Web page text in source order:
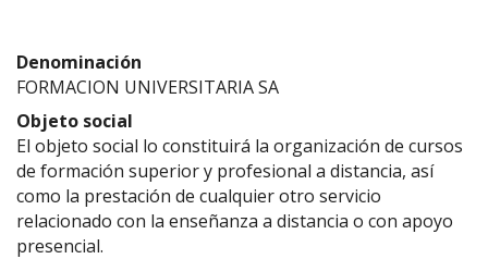
Denominación
FORMACION UNIVERSITARIA SA
Objeto social
El objeto social lo constituirá la organización de cursos
de formación superior y profesional a distancia, así
como la prestación de cualquier otro servicio
relacionado con la enseñanza a distancia o con apoyo
presencial.